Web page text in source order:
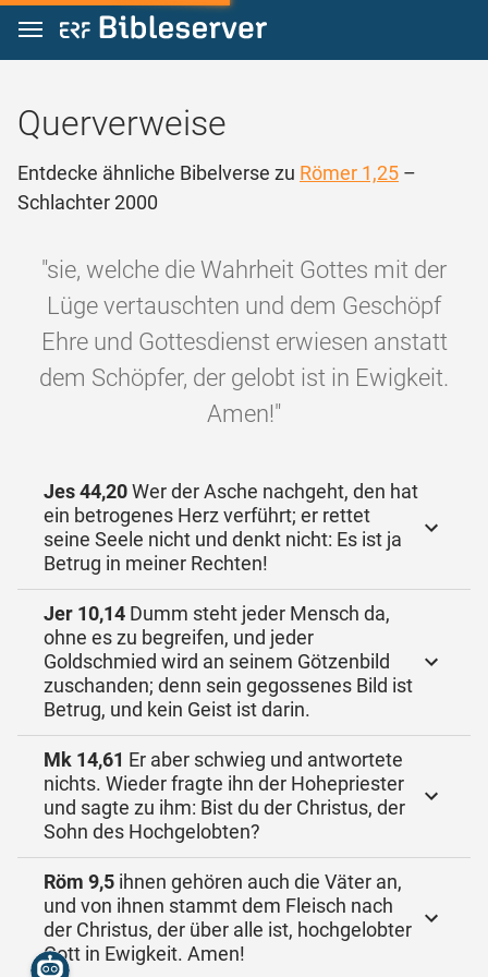
Zum Inhalt springen
Querverweise
Entdecke ähnliche Bibelverse zu Römer 1,25 –
Schlachter 2000
"sie, welche die Wahrheit Gottes mit der
Lüge vertauschten und dem Geschöpf
Ehre und Gottesdienst erwiesen anstatt
dem Schöpfer, der gelobt ist in Ewigkeit.
Amen!"
Jes 44,20Wer der Asche nachgeht, den hat
ein betrogenes Herz verführt; er rettet
seine Seele nicht und denkt nicht: Es ist ja
Betrug in meiner Rechten!
Jer 10,14 Dumm steht jeder Mensch da,
ohne es zu begreifen, und jeder
Goldschmied wird an seinem Götzenbild
zuschanden; denn sein gegossenes Bild ist
Betrug, und kein Geist ist darin.
Mk 14,61 Er aber schwieg und antwortete
nichts. Wieder fragte ihn der Hohepriester
und sagte zu ihm: Bist du der Christus, der
Sohn des Hochgelobten?
Röm 9,5 ihnen gehören auch die Väter an,
und von ihnen stammt dem Fleisch nach
der Christus, der über alle ist, hochgelobter
Gott in Ewigkeit. Amen!